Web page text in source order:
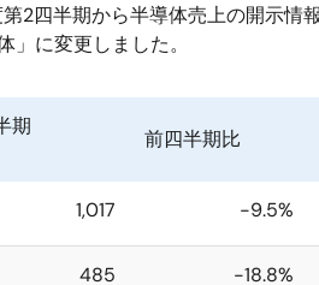
2四半期から半導体売上の開示情
に変更しました。
期
前四半期比
1,017 -9.5%
485 -18.8%